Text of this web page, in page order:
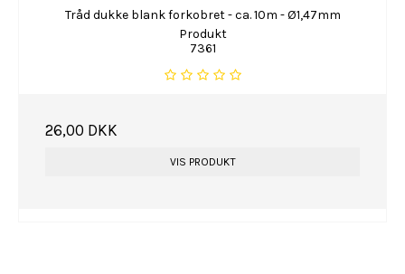
Tråd dukke blank forkobret - ca. 10m - Ø1,47mm
Produkt
7361
26,00 DKK
VIS PRODUKT